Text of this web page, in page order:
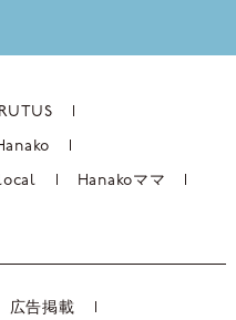
Hanakoママ
広告掲載